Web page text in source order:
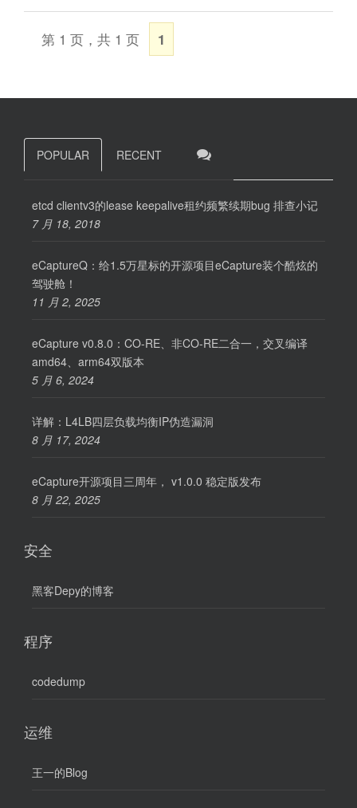
第 1 页，共 1 页 1
POPULAR RECENT
etcd clientv3的lease keepalive租约频繁续期bug 排查小记
7 月 18, 2018
eCaptureQ：给1.5万星标的开源项目eCapture装个酷炫的
驾驶舱！
11 月 2, 2025
eCapture v0.8.0：CO-RE、非CO-RE二合一，交叉编译
amd64、arm64双版本
5 月 6, 2024
详解：L4LB四层负载均衡IP伪造漏洞
8 月 17, 2024
eCapture开源项目三周年， v1.0.0 稳定版发布
8 月 22, 2025
安全
黑客Depy的博客
程序
codedump
运维
王一的Blog